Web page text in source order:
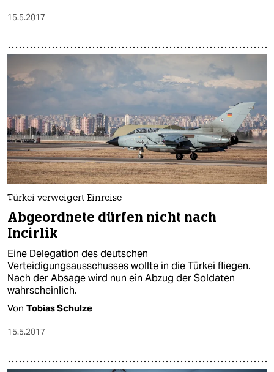
15.5.2017
Türkei verweigert Einreise
Abgeordnete dürfen nicht nach
Incirlik
Eine Delegation des deutschen
Verteidigungsausschusses wollte in die Türkei fliegen.
Nach der Absage wird nun ein Abzug der Soldaten
wahrscheinlich.
Von Tobias Schulze
15.5.2017